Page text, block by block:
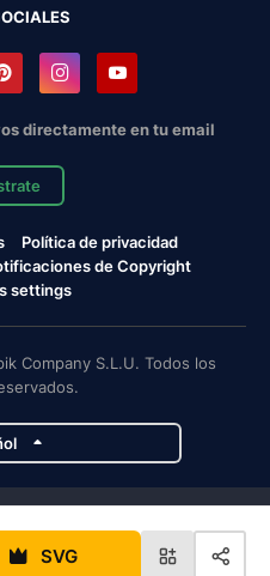
SVG
directamente en tu email
Política de privacidad
de Copyright
settings
Company S.L.U. Todos los